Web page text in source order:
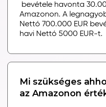
bevétele havonta
Amazonon. A
Nettó 700.000 EUR
havi Nettó 5000 EUR-t.
Mi szükséges
az Amazonon